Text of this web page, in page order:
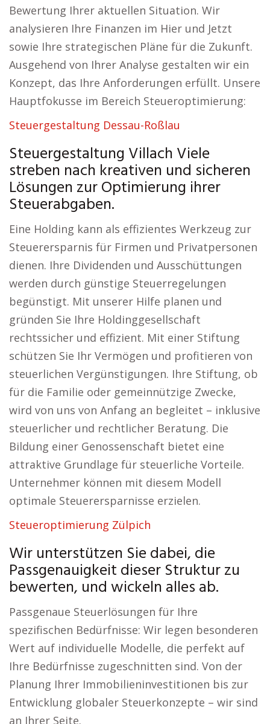
Bewertung Ihrer aktuellen Situation. Wir
analysieren Ihre Finanzen im Hier und Jetzt
sowie Ihre strategischen Pläne für die Zukunft.
Ausgehend von Ihrer Analyse gestalten wir ein
Konzept, das Ihre Anforderungen erfüllt. Unsere
Hauptfokusse im Bereich Steueroptimierung:
Steuergestaltung Dessau-Roßlau
Steuergestaltung Villach Viele
streben nach kreativen und sicheren
Lösungen zur Optimierung ihrer
Steuerabgaben.
Eine Holding kann als effizientes Werkzeug zur
Steuerersparnis für Firmen und Privatpersonen
dienen. Ihre Dividenden und Ausschüttungen
werden durch günstige Steuerregelungen
begünstigt. Mit unserer Hilfe planen und
gründen Sie Ihre Holdinggesellschaft
rechtssicher und effizient. Mit einer Stiftung
schützen Sie Ihr Vermögen und profitieren von
steuerlichen Vergünstigungen. Ihre Stiftung, ob
für die Familie oder gemeinnützige Zwecke,
wird von uns von Anfang an begleitet – inklusive
steuerlicher und rechtlicher Beratung. Die
Bildung einer Genossenschaft bietet eine
attraktive Grundlage für steuerliche Vorteile.
Unternehmer können mit diesem Modell
optimale Steuerersparnisse erzielen.
Steueroptimierung Zülpich
Wir unterstützen Sie dabei, die
Passgenauigkeit dieser Struktur zu
bewerten, und wickeln alles ab.
Passgenaue Steuerlösungen für Ihre
spezifischen Bedürfnisse: Wir legen besonderen
Wert auf individuelle Modelle, die perfekt auf
Ihre Bedürfnisse zugeschnitten sind. Von der
Planung Ihrer Immobilieninvestitionen bis zur
Entwicklung globaler Steuerkonzepte – wir sind
an Ihrer Seite.